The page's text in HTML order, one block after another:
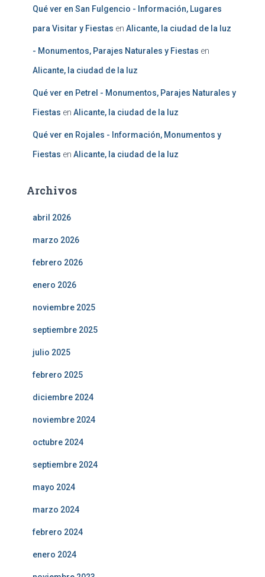
Qué ver en San Fulgencio - Información, Lugares
para Visitar y Fiestas en Alicante, la ciudad de la luz
- Monumentos, Parajes Naturales y Fiestas en
Alicante, la ciudad de la luz
Qué ver en Petrel - Monumentos, Parajes Naturales y
Fiestas en Alicante, la ciudad de la luz
Qué ver en Rojales - Información, Monumentos y
Fiestas en Alicante, la ciudad de la luz
Archivos
abril 2026
marzo 2026
febrero 2026
enero 2026
noviembre 2025
septiembre 2025
julio 2025
febrero 2025
diciembre 2024
noviembre 2024
octubre 2024
septiembre 2024
mayo 2024
marzo 2024
febrero 2024
enero 2024